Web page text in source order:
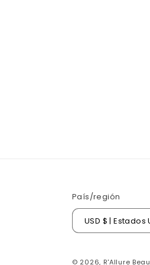
País/región
USD $ |
© 2026, R'Allure